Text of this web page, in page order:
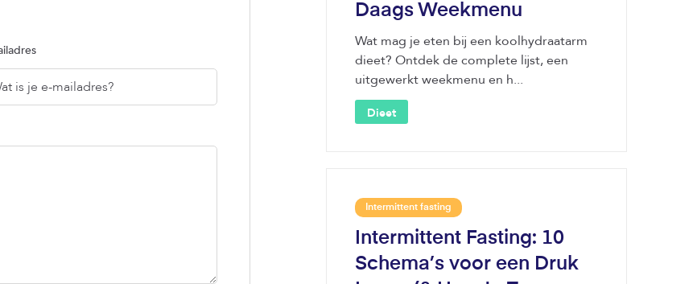
Daags Weekmenu
Wat mag je eten bij een koolhydraatarm
dieet? Ontdek de complete lijst, een
uitgewerkt weekmenu en h...
Dieet
Intermittent fasting
Intermittent Fasting: 10
Schema’s voor een Druk